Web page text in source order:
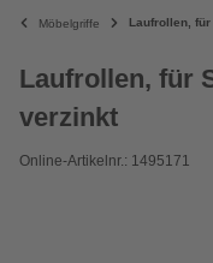
Möbelgriffe Laufrollen,
Laufrollen, für
verzinkt
Online-Artikelnr.: 1495171